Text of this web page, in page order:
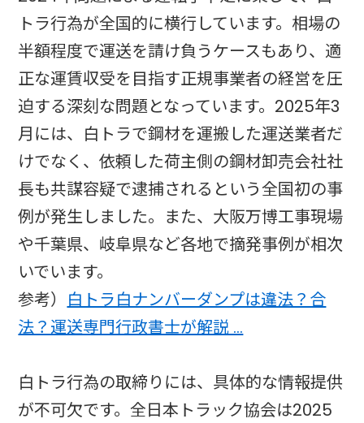
トラ行為が全国的に横行しています。相場の
半額程度で運送を請け負うケースもあり、適
正な運賃収受を目指す正規事業者の経営を圧
迫する深刻な問題となっています。2025年3
月には、白トラで鋼材を運搬した運送業者だ
けでなく、依頼した荷主側の鋼材卸売会社社
長も共謀容疑で逮捕されるという全国初の事
例が発生しました。また、大阪万博工事現場
や千葉県、岐阜県など各地で摘発事例が相次
いでいます。
参考） 白トラ白ナンバーダンプは違法？合
法？運送専門行政書士が解説 …
白トラ行為の取締りには、具体的な情報提供
が不可欠です。全日本トラック協会は2025